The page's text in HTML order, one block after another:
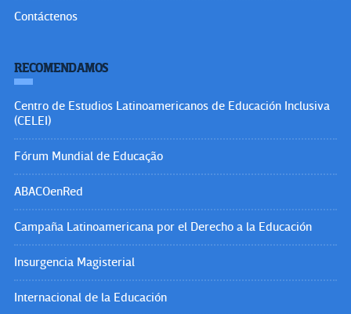
Contáctenos
RECOMENDAMOS
Centro de Estudios Latinoamericanos de Educación Inclusiva
(CELEI)
Fórum Mundial de Educação
ABACOenRed
Campaña Latinoamericana por el Derecho a la Educación
Insurgencia Magisterial
Internacional de la Educación